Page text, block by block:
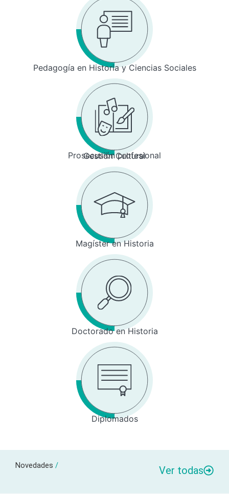
Pedagogía en Historia y Ciencias Sociales
Prosecusión profesional
Gestión Cultural
Magíster en Historia
Doctorado en Historia
Diplomados
Novedades / Ver todas